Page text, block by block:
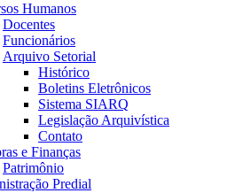
Humanos
Docentes
Funcionários
Arquivo Setorial
Histórico
Boletins Eletrônicos
Sistema SIARQ
Legislação Arquivística
Contato
e Finanças
Patrimônio
Predial